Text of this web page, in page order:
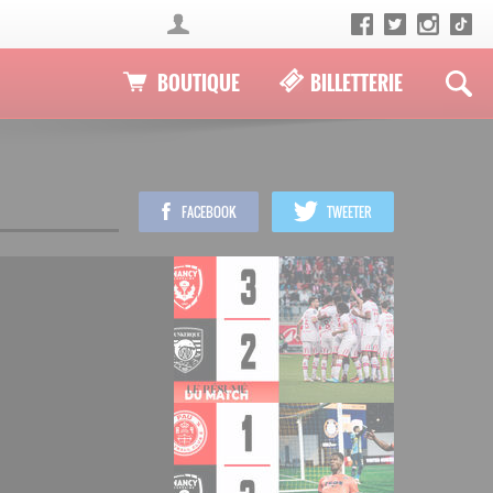
BOUTIQUE BILLETTERIE
FACEBOOK TWEETER